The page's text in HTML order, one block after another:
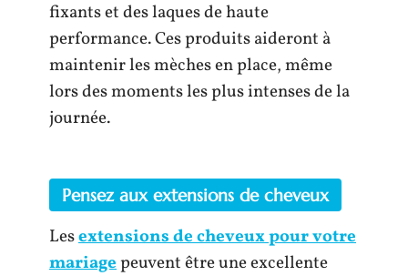
fixants et des laques de haute
performance. Ces produits aideront à
maintenir les mèches en place, même
lors des moments les plus intenses de la
journée.
Pensez aux extensions de cheveux
Lesextensions de cheveux pour votre
mariagepeuvent être une excellente